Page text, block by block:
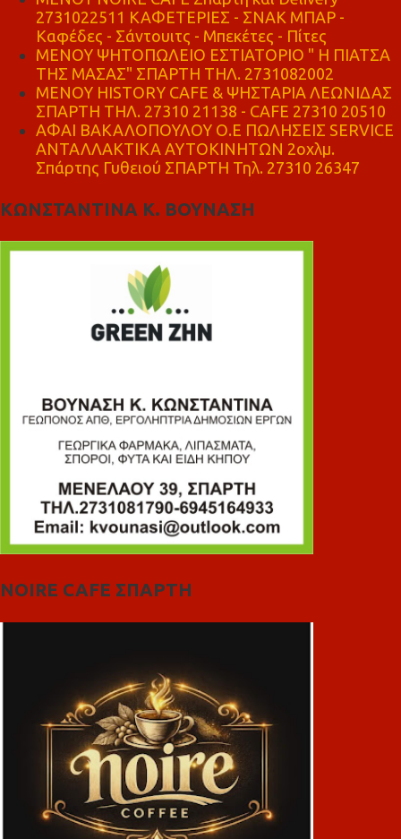
2731022511 ΚΑΦΕΤΕΡΙΕΣ - ΣΝΑΚ ΜΠΑΡ -
Καφέδες - Σάντουιτς - Μπεκέτες - Πίτες
ΜΕΝΟΥ ΨΗΤΟΠΩΛΕΙΟ ΕΣΤΙΑΤΟΡΙΟ " Η ΠΙΑΤΣΑ
ΤΗΣ ΜΑΣΑΣ" ΣΠΑΡΤΗ ΤΗΛ. 2731082002
ΜΕΝΟΥ HISTORY CAFE & ΨΗΣΤΑΡΙΑ ΛΕΩΝΙΔΑΣ
ΣΠΑΡΤΗ ΤΗΛ. 27310 21138 - CAFE 27310 20510
ΑΦΑΙ ΒΑΚΑΛΟΠΟΥΛΟΥ Ο.Ε ΠΩΛΗΣΕΙΣ SERVICE
ΑΝΤΑΛΛΑΚΤΙΚΑ ΑΥΤΟΚΙΝΗΤΩΝ 2οχλμ.
Σπάρτης Γυθειού ΣΠΑΡΤΗ Τηλ. 27310 26347
ΚΩΝΣΤΑΝΤΙΝΑ Κ. ΒΟΥΝΑΣΗ
NOIRE CAFE ΣΠΑΡΤΗ